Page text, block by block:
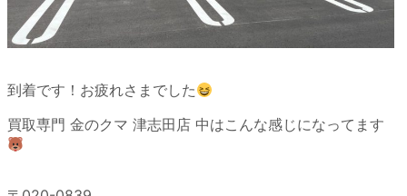
到着です！お疲れさまでした
買取専門 金のクマ 津志田店 中はこんな感じになってます